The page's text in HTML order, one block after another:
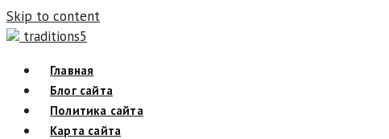
Skip to content
traditions5
Главная
Блог сайта
Политика сайта
Карта сайта